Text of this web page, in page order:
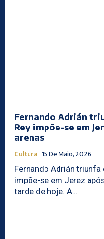
Fernando Adrián
Rey impõe-se em
arenas
Cultura 15 De Maio, 2026
Fernando Adrián triunfa
impõe-se em Jerez
tarde de hoje. A...